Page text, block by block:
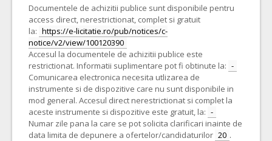
Documentele de achizitii publice sunt disponibile pentru
access direct, nerestrictionat, complet si gratuit
la: https://e-licitatie.ro/pub/notices/c-
notice/v2/view/100120390
Accesul la documentele de achizitii publice este
restrictionat. Informatii suplimentare pot fi obtinute la: -
Comunicarea electronica necesita utlizarea de
instrumente si de dispozitive care nu sunt disponibile in
mod general. Accesul direct nerestrictionat si complet la
aceste instrumente si dispozitive este gratuit, la: -
Numar zile pana la care se pot solicita clarificari inainte de
data limita de depunere a ofertelor/candidaturilor 20 .